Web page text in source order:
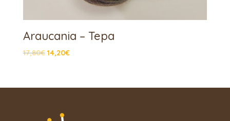
Araucania – Tepa
17,80€ 14,20€